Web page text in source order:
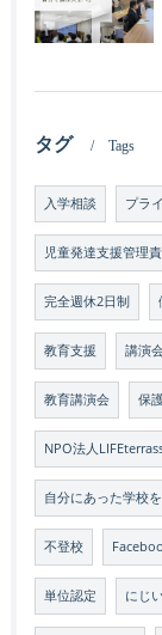
タグ Tags
入学相談 プラ
児童発達支援管理
完全週休2日制
教育支援 講演
教育講演会 保
NPO法人
自分にあった学校
不登校
単位認定 にじ